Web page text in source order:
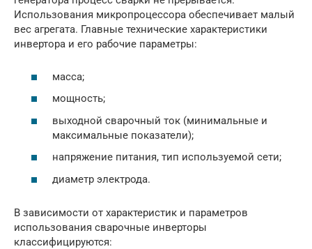
Использования микропроцессора обеспечивает малый
вес агрегата. Главные технические характеристики
инвертора и его рабочие параметры:
масса;
мощность;
выходной сварочный ток (минимальные и
максимальные показатели);
напряжение питания, тип используемой сети;
диаметр электрода.
В зависимости от характеристик и параметров
использования сварочные инверторы
классифицируются: